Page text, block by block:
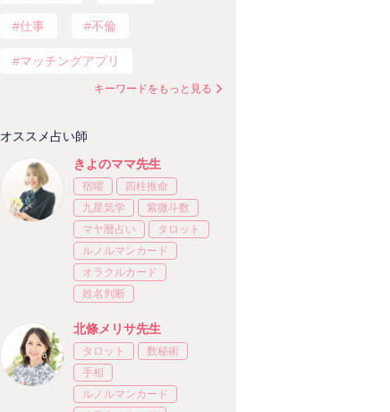
仕事 不倫
マッチングアプリ
キーワードをもっと見る
オススメ占い師
きよのママ先生
宿曜
四柱推命
九星気学
紫微斗数
マヤ暦占い
タロット
ルノルマンカード
オラクルカード
姓名判断
北條メリサ先生
タロット
数秘術
手相
ルノルマンカード